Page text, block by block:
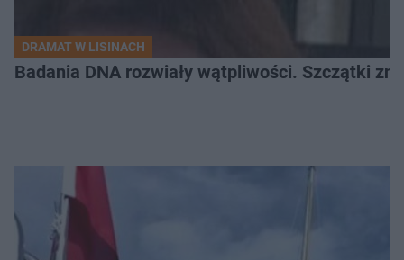
DRAMAT W LISINACH
Badania DNA rozwiały wątpliwości. Szczątki